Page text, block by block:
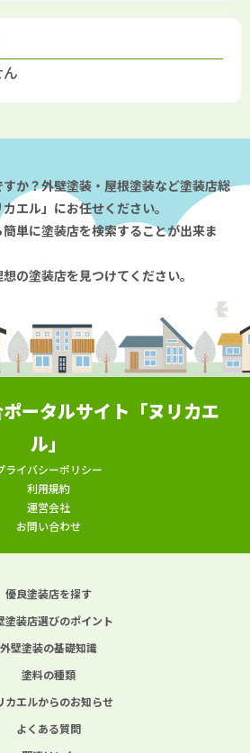
か？外壁塗装・屋根塗装など塗装店総
エル」にお任せください。
単に塗装店を検索することが出来ま
の塗装店を見つけてください。
ータルサイト「ヌリカエ
ル」
ライバシーポリシー
利用規約
運営会社
お問い合わせ
優良塗装店を探す
塗装店選びのポイント
外壁塗装の基礎知識
塗料の種類
カエルからのお知らせ
よくある質問